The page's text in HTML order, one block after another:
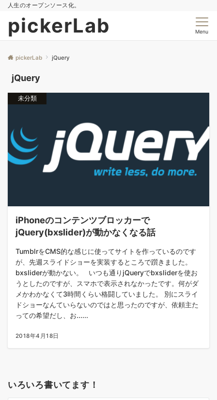
人生のオープンソース化。
pickerLab Menu
pickerLab jQuery
jQuery
未分類
iPhoneのコンテンツブロッカーで
jQuery(bxslider)が動かなくなる話
TumblrをCMS的な感じに使ってサイトを作っているのです
が、先週スライドショーを実装するところで躓きました。
bxsliderが動かない。 いつも通りjQueryでbxsliderを使お
うとしたのですが、スマホで表示されなかったです。何がダ
メかわかなくて3時間くらい格闘していました。 別にスライ
ドショーなんていらないのではと思ったのですが、依頼主た
っての希望だし、お......
2018年4月18日
いろいろ書いてます！